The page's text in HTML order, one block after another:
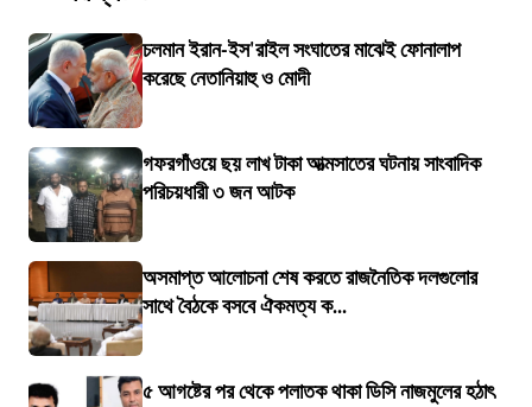
চলমান ইরান-ইস'রাইল সংঘাতের মাঝেই ফোনালাপ
করেছে নেতানিয়াহু ও মোদী
গফরগাঁওয়ে ছয় লাখ টাকা আত্মসাতের ঘটনায় সাংবাদিক
পরিচয়ধারী ৩ জন আটক
অসমাপ্ত আলোচনা শেষ করতে রাজনৈতিক দলগুলোর
সাথে বৈঠকে বসবে ঐকমত্য ক...
৫ আগষ্টের পর থেকে পলাতক থাকা ডিসি নাজমুলের হঠাৎ